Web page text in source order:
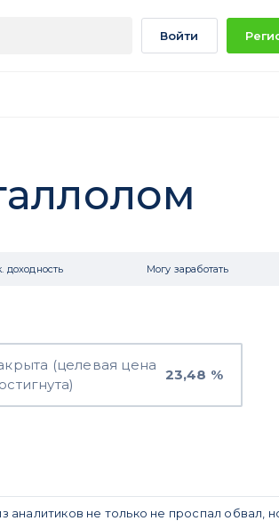
Войти
доходность Могу заработать
(целевая цена
23,48 %
аналитиков не только не проспал обвал,